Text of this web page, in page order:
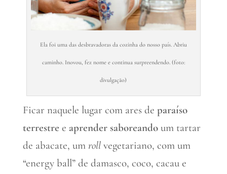
Ela foi uma das desbravadoras da cozinha do nosso país. Abriu
caminho. Inovou, fez nome e continua surpreendendo. (foto:
divulgação)
Ficar naquele lugar com ares de paraíso
terrestre e aprender saboreandoum tartar
de abacate, um rollvegetariano, com um
“energy ball” de damasco, coco, cacau e